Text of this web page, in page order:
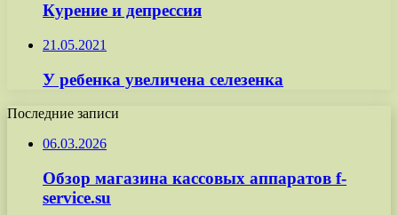
Курение и депрессия
21.05.2021
У ребенка увеличена селезенка
Последние записи
06.03.2026
Обзор магазина кассовых аппаратов f-
service.su